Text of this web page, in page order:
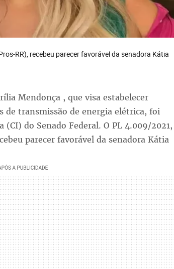
RR), recebeu parecer favorável da senadora Kátia
Mendonça , que visa estabelecer
de transmissão de energia elétrica, foi
do Senado Federal. O PL 4.009/2021,
parecer favorável da senadora Kátia